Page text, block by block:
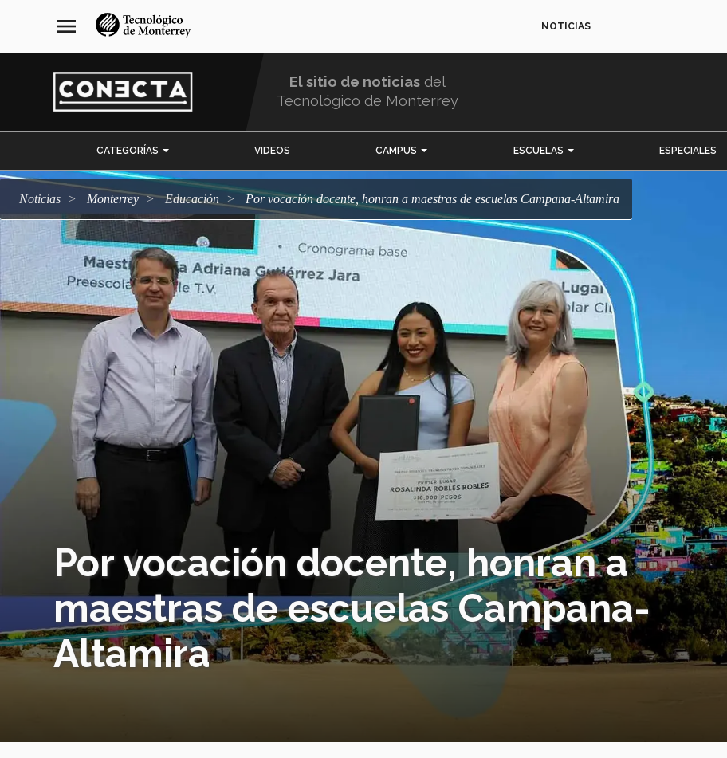
navegación
principal
menu NOTICIAS
El sitio de noticias del
Tecnológico de Monterrey
CATEGORÍAS VIDEOS CAMPUS ESCUELAS ESPECIALES
Noticias Monterrey Educación Por vocación docente, honran a maestras de escuelas Campana-Altamira
Por vocación docente, honran a
maestras de escuelas Campana-
Altamira